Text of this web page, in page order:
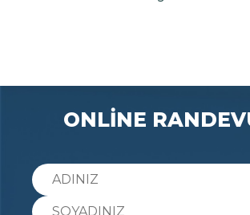
ONLİNE